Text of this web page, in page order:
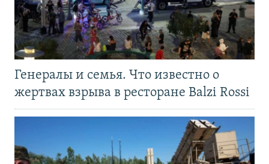
Генералы и семья. Что известно о
жертвах взрыва в ресторане Balzi Rossi